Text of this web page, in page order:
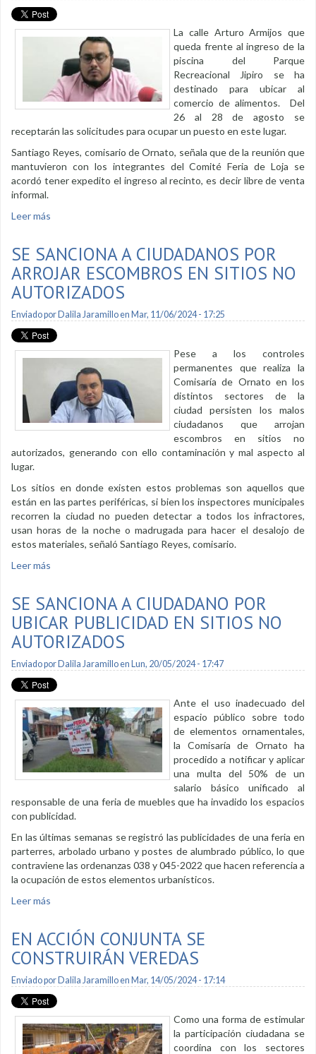
La calle Arturo Armijos que
queda frente al ingreso de la
piscina del Parque
Recreacional Jipiro se ha
destinado para ubicar al
comercio de alimentos. Del
26 al 28 de agosto se
receptarán las solicitudes para ocupar un puesto en este lugar.
Santiago Reyes, comisario de Ornato, señala que de la reunión que
mantuvieron con los integrantes del Comité Feria de Loja se
acordó tener expedito el ingreso al recinto, es decir libre de venta
informal.
Leer más
SE SANCIONA A CIUDADANOS POR
ARROJAR ESCOMBROS EN SITIOS NO
AUTORIZADOS
Enviado por Dalila Jaramilloen Mar, 11/06/2024 - 17:25
Pese a los controles
permanentes que realiza la
Comisaría de Ornato en los
distintos sectores de la
ciudad persisten los malos
ciudadanos que arrojan
escombros en sitios no
autorizados, generando con ello contaminación y mal aspecto al
lugar.
Los sitios en donde existen estos problemas son aquellos que
están en las partes periféricas, si bien los inspectores municipales
recorren la ciudad no pueden detectar a todos los infractores,
usan horas de la noche o madrugada para hacer el desalojo de
estos materiales, señaló Santiago Reyes, comisario.
Leer más
SE SANCIONA A CIUDADANO POR
UBICAR PUBLICIDAD EN SITIOS NO
AUTORIZADOS
Enviado por Dalila Jaramilloen Lun, 20/05/2024 - 17:47
Ante el uso inadecuado del
espacio público sobre todo
de elementos ornamentales,
la Comisaría de Ornato ha
procedido a notificar y aplicar
una multa del 50% de un
salario básico unificado al
responsable de una feria de muebles que ha invadido los espacios
con publicidad.
En las últimas semanas se registró las publicidades de una feria en
parterres, arbolado urbano y postes de alumbrado público, lo que
contraviene las ordenanzas 038 y 045-2022 que hacen referencia a
la ocupación de estos elementos urbanísticos.
Leer más
EN ACCIÓN CONJUNTA SE
CONSTRUIRÁN VEREDAS
Enviado por Dalila Jaramilloen Mar, 14/05/2024 - 17:14
Como una forma de estimular
la participación ciudadana se
coordina con los sectores